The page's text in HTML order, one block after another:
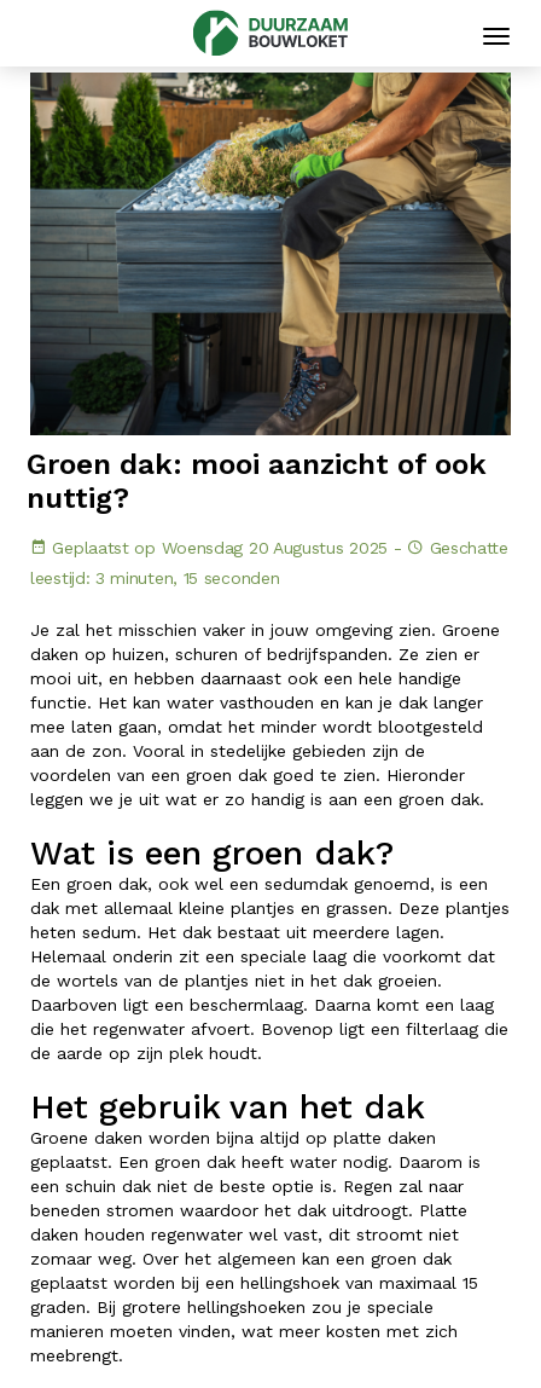
Groen dak: mooi aanzicht of ook
nuttig?
Geplaatst op Woensdag 20 Augustus 2025 -
Geschatte
leestijd: 3 minuten, 15 seconden
Je zal het misschien vaker in jouw omgeving zien. Groene
daken op huizen, schuren of bedrijfspanden. Ze zien er
mooi uit, en hebben daarnaast ook een hele handige
functie. Het kan water vasthouden en kan je dak langer
mee laten gaan, omdat het minder wordt blootgesteld
aan de zon. Vooral in stedelijke gebieden zijn de
voordelen van een groen dak goed te zien. Hieronder
leggen we je uit wat er zo handig is aan een groen dak.
Wat is een groen dak?
Een groen dak, ook wel een sedumdak genoemd, is een
dak met allemaal kleine plantjes en grassen. Deze plantjes
heten sedum. Het dak bestaat uit meerdere lagen.
Helemaal onderin zit een speciale laag die voorkomt dat
de wortels van de plantjes niet in het dak groeien.
Daarboven ligt een beschermlaag. Daarna komt een laag
die het regenwater afvoert. Bovenop ligt een filterlaag die
de aarde op zijn plek houdt.
Het gebruik van het dak
Groene daken worden bijna altijd op platte daken
geplaatst. Een groen dak heeft water nodig. Daarom is
een schuin dak niet de beste optie is. Regen zal naar
beneden stromen waardoor het dak uitdroogt. Platte
daken houden regenwater wel vast, dit stroomt niet
zomaar weg. Over het algemeen kan een groen dak
geplaatst worden bij een hellingshoek van maximaal 15
graden. Bij grotere hellingshoeken zou je speciale
manieren moeten vinden, wat meer kosten met zich
meebrengt.